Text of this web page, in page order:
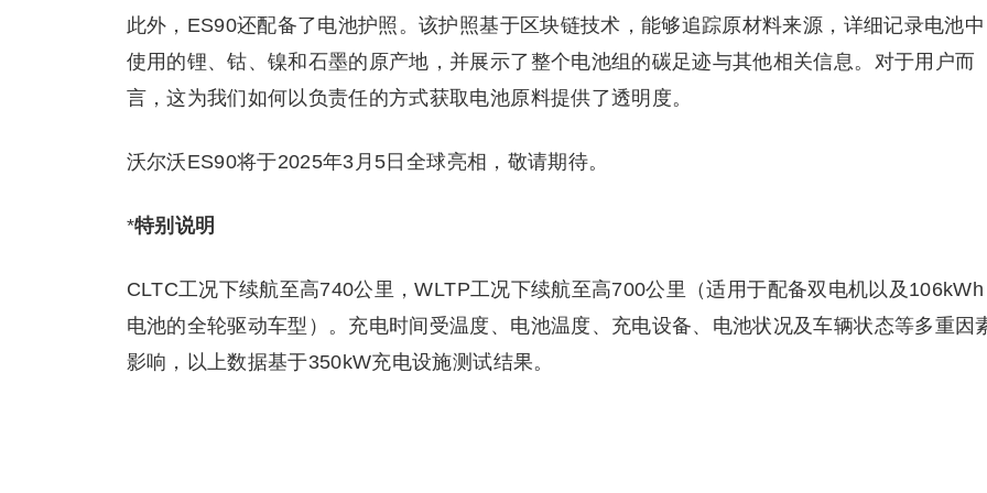
此外，ES90还配备了电池护照。该护照基于区块链技术，能够追踪原材料来源，详细记录电池中
使用的锂、钴、镍和石墨的原产地，并展示了整个电池组的碳足迹与其他相关信息。对于用户而
言，这为我们如何以负责任的方式获取电池原料提供了透明度。
沃尔沃ES90将于2025年3月5日全球亮相，敬请期待。
*特别说明
CLTC工况下续航至高740公里，WLTP工况下续航至高700公里（适用于配备双电机以及106kWh
电池的全轮驱动车型）。充电时间受温度、电池温度、充电设备、电池状况及车辆状态等多重因
影响，以上数据基于350kW充电设施测试结果。